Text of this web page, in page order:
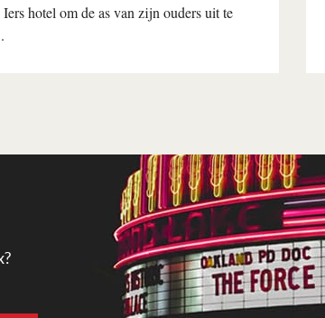
Iers hotel om de as van zijn ouders uit te